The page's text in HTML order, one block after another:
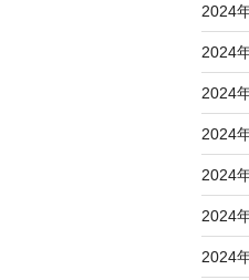
2024
2024
2024
2024
2024
2024
2024